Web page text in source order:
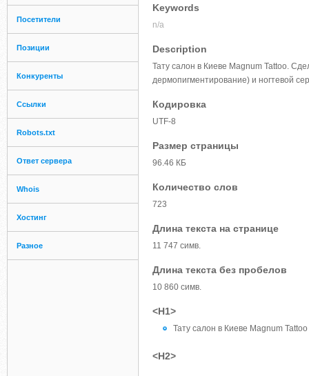
Посетители
Позиции
Конкуренты
Ссылки
Robots.txt
Ответ сервера
Whois
Хостинг
Разное
Keywords
n/a
Description
Тату салон в Киеве Magnum Tattoo.
дермопигментирование) и ногтевой
Кодировка
UTF-8
Размер страницы
96.46 КБ
Количество слов
723
Длина текста на странице
11 747 симв.
Длина текста без пробелов
10 860 симв.
<H1>
Тату салон в Киеве Magnum Tattoo
<H2>